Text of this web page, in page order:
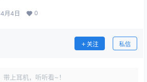
月4日 0
关注 私信
带上耳机，听听看~！